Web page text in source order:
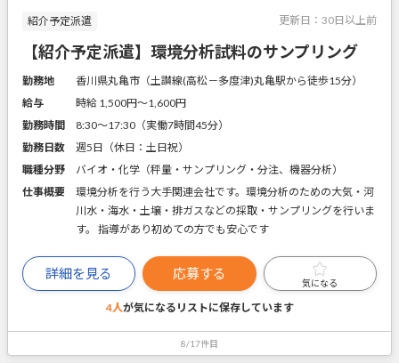
紹介予定派遣 更新日： 30日以上前
【紹介予定派遣】環境分析試料のサンプリング
勤務地
香川県丸亀市（土讃線(高松－多度津)丸亀駅から徒歩15分）
給与
時給 1,500円〜1,600円
勤務時間
8:30～17:30（実働7時間45分）
勤務日数
週5日（休日：土日祝）
職種分野
バイオ・化学（秤量・サンプリング・分注、機器分析）
仕事概要
環境分析を行う大手関連会社です。環境分析のための大気・河
川水・海水・土壌・排ガスなどの採取・サンプリングを行いま
す。 指導があり初めての方でも安心です
詳細を見る 応募する
気になる
4人が気になるリストに保存しています
8/17件目